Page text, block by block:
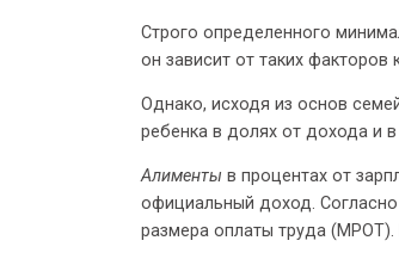
Строго определенного
он зависит от таких факторов
Однако, исходя из основ
ребенка в долях от дохода и
Алименты в процентах от
официальный доход.
размера оплаты труда (МРОТ).